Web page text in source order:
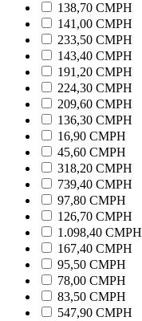
138,70 CMPH
141,00 CMPH
233,50 CMPH
143,40 CMPH
191,20 CMPH
224,30 CMPH
209,60 CMPH
136,30 CMPH
16,90 CMPH
45,60 CMPH
318,20 CMPH
739,40 CMPH
97,80 CMPH
126,70 CMPH
1.098,40 CMPH
167,40 CMPH
95,50 CMPH
78,00 CMPH
83,50 CMPH
547,90 CMPH